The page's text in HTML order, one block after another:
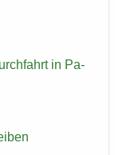
in Pa­